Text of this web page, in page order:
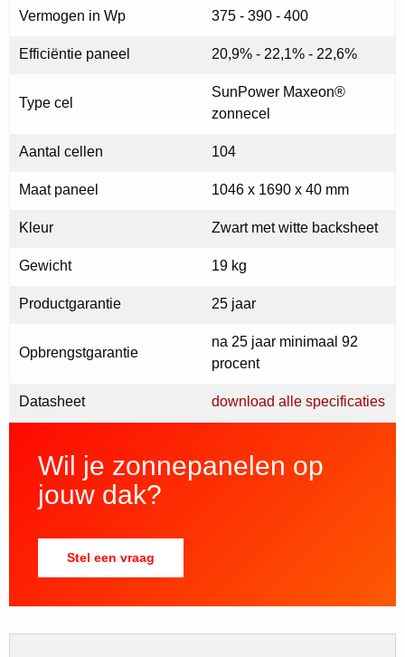
Vermogen in Wp 375 - 390 - 400
Efficiëntie paneel 20,9% - 22,1% - 22,6%
Type cel
SunPower Maxeon®
zonnecel
Aantal cellen 104
Maat paneel 1046 x 1690 x 40 mm
Kleur Zwart met witte backsheet
Gewicht 19 kg
Productgarantie 25 jaar
Opbrengstgarantie
na 25 jaar minimaal 92
procent
Datasheet download alle specificaties
Wil je zonnepanelen op
jouw dak?
Stel een vraag